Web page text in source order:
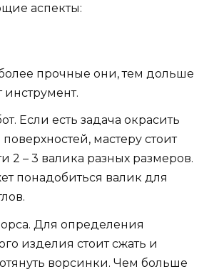
аспекты:
прочные они, тем дольше
инструмент.
Если есть задача окрасить
мастеру стоит
2 – 3 валика разных размеров.
понадобиться валик для
Для определения
изделия стоит сжать и
ворсинки. Чем больше